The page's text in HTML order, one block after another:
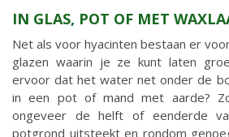
IN GLAS, POT OF MET
Net als voor hyacinten bestaan er
glazen waarin je ze kunt laten
ervoor dat het water net onder de
in een pot of mand met aarde?
ongeveer de helft of eenderde
potgrond uitsteekt en rondom